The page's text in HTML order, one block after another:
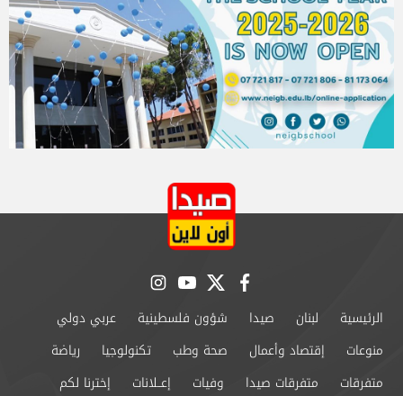
facebook
twitter
youtube
instagram
الرئيسية لبنان صيدا شؤون فلسطينية
عربي دولي
منوعات
إقتصاد وأعمال صحة وطب تكنولوجيا
رياضة
متفرقات
متفرقات صيدا وفيات إعــلانات إخترنا لكم